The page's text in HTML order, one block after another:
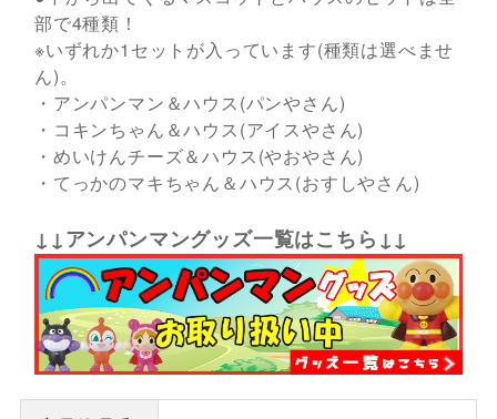
部で4種類！
※いずれか1セットが入っています(種類は選べませ
ん)。
・アンパンマン＆ハウス(パンやさん)
・コキンちゃん＆ハウス(アイスやさん)
・めいけんチーズ＆ハウス(やおやさん)
・てっかのマキちゃん＆ハウス(おすしやさん)
↓↓アンパンマングッズ一覧はこちら↓↓